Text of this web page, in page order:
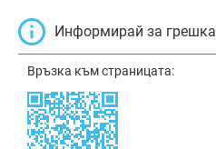
Информирай за грешка
Връзка към страницата: